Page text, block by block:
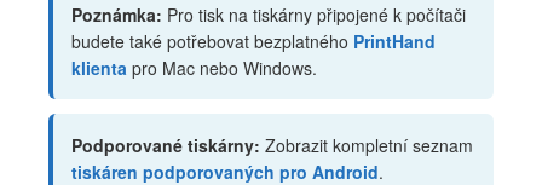
Poznámka: Pro tisk na tiskárny připojené k počítači
budete také potřebovat bezplatného PrintHand
klienta pro Mac nebo Windows.
Podporované tiskárny: Zobrazit kompletní seznam
tiskáren podporovaných pro Android.